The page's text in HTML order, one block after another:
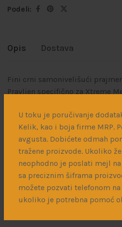
U toku je poručivanje
Kelik, kao i boja firme MRP.
avgusta. Dobićete odmah
tražene proizvode. Ukoliko
neophodno je poslati mejl
sa preciznim šiframa
možete pozvati telefonom na
ukoliko je potrebna pomoć
Podeli:
Opis Dostava
Fini crni samonivelišući
Pravljen specifično za Xtreme
Spreman je za airbrush, ali se
AK470 Xtreme Cleaner/Thinner.
Povezani